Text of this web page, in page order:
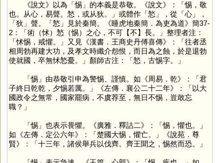
《說文》以為「惕 」的本義是恭敬。《說文》：「惕，敬
也。从心，易聲。悐，或从狄。」或體作「悐」，從「心」，
「狄 」聲。「悐」見於秦簡。《睡虎地秦簡．為吏為道》簡37-
2：「術（怵）悐（惕）之心，不可【不】長。」整理者注：
「怵惕，戒懼。」又見《漢書．王商史丹傅喜傳》：「往者丞
相周勃再建大功，及孝文時纖介怨恨，而日為之蝕，於是退勃
使就國，卒無怵悐憂。」顏師古注：「悐，古惕字。」
「惕 」由恭敬引申為警惕、謹慎。如《周易．乾》：「君
子終日乾乾，夕惕若厲。」《左傳．襄公二十二年》：「以大
國政令之無常，國家罷病，不虞荐至，無日不惕，豈敢忘
職？」
「惕 」也表示畏懼。《廣雅．釋詁二》：「惕，懼也。」
如《左傳．定公六年》：「楚國大惕，懼亡。」《說苑．尊
賢》：「十三年，諸侯舉兵以伐齊。齊王聞之，惕然而恐。」